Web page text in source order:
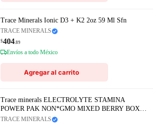
Trace Minerals Ionic D3 + K2 2oz 59 Ml Sfn
TRACE MINERALS
$404.89
Envíos a todo México
Agregar al carrito
Trace minerals ELECTROLYTE STAMINA
POWER PAK NON*GMO MIXED BERRY BOX
OF 30
TRACE MINERALS